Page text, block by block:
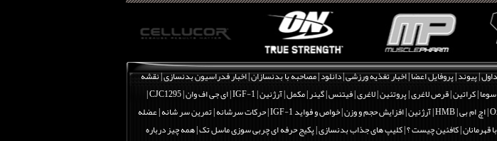
|پیوند|پروفایل اعضا|اخبار تغذیه ورزشی|دانلود|مصاحبه با بدنسازان|اخبار فدراسیون بدنسازی|نقشه
سوما|کراتین|قرص لاغری|پروتئین|لاغری|فیتنس|گینر|مکمل|آرژنین|IGF-1 | ای جی اف وان |
CJC1295 |
|اچ ام بی | HMB |آرژنین|افزایش حجم و وزن|خواص و فواید IGF-1 |حرکات سرشانه | تمرین سر شانه | عضله
قهرمانان|کافئین چیست ؟|کلیپ های جذاب بدنسازی|پکیج حرفه ای چربی سوزی ماسل تک|همه چیز درباره